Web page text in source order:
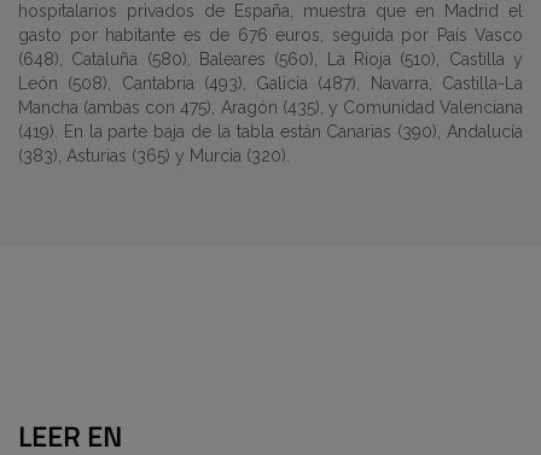
hospitalarios privados de España, muestra que en Madrid el
gasto por habitante es de 676 euros, seguida por País Vasco
(648), Cataluña (580), Baleares (560), La Rioja (510), Castilla y
León (508), Cantabria (493), Galicia (487), Navarra, Castilla-La
Mancha (ambas con 475), Aragón (435), y Comunidad Valenciana
(419). En la parte baja de la tabla están Canarias (390), Andalucía
(383), Asturias (365) y Murcia (320).
LEER EN